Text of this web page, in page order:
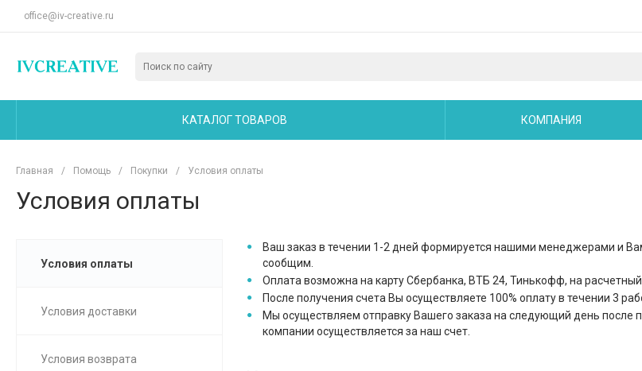
office@iv-creative.ru
КАТАЛОГ ТОВАРОВ КОМПАНИЯ
Главная / Помощь / Покупки / Условия оплаты
Условия оплаты
Условия оплаты
Условия доставки
Условия возврата
Ваш заказ в течении 1-2 дней формируется нашими менеджерами и
сообщим.
Оплата возможна на карту Сбербанка, ВТБ 24, Тинькофф, на
После получения счета Вы осуществляете 100% оплату в течении 3
Мы осуществляем отправку Вашего заказа на следующий день после
компании осуществляется за наш счет.